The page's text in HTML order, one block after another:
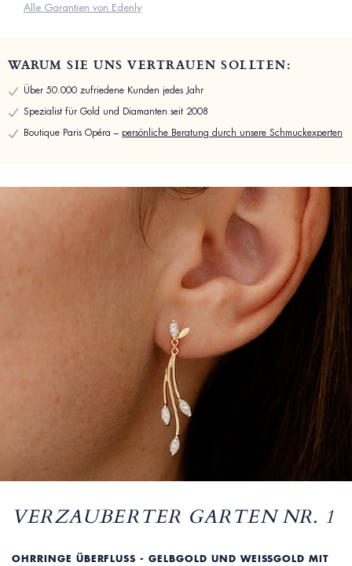
Alle Garantien von Edenly
WARUM SIE UNS VERTRAUEN SOLLTEN:
Über 50.000 zufriedene Kunden jedes Jahr
Spezialist für Gold und Diamanten seit 2008
Boutique Paris Opéra – persönliche Beratung durch unsere Schmuckexperten
VERZAUBERTER GARTEN NR. 1
OHRRINGE ÜBERFLUSS - GELBGOLD UND WEISSGOLD MIT D